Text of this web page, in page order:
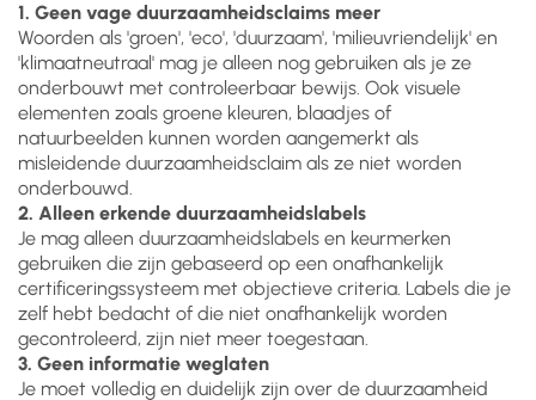
1. Geen vage duurzaamheidsclaims meer
Woorden als 'groen', 'eco', 'duurzaam', 'milieuvriendelijk' en
'klimaatneutraal' mag je alleen nog gebruiken als je ze
onderbouwt met controleerbaar bewijs. Ook visuele
elementen zoals groene kleuren, blaadjes of
natuurbeelden kunnen worden aangemerkt als
misleidende duurzaamheidsclaim als ze niet worden
onderbouwd.
2. Alleen erkende duurzaamheidslabels
Je mag alleen duurzaamheidslabels en keurmerken
gebruiken die zijn gebaseerd op een onafhankelijk
certificeringssysteem met objectieve criteria. Labels die je
zelf hebt bedacht of die niet onafhankelijk worden
gecontroleerd, zijn niet meer toegestaan.
3. Geen informatie weglaten
Je moet volledig en duidelijk zijn over de duurzaamheid